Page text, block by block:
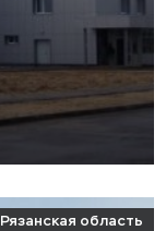
Рязанская область